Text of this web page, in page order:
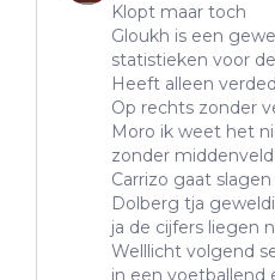
Klopt maar toch
Gloukh is een
statistieken voor
Heeft alleen
Op rechts zonder
Moro ik weet het
zonder middenveld
Carrizo gaat slagen
Dolberg tja
ja de cijfers liegen
Welllicht volgend
in een